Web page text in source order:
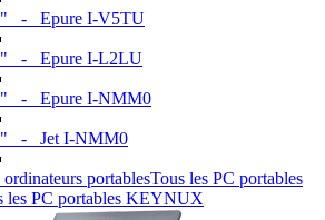
- Epure I-V5TU
- Epure I-L2LU
- Epure I-NMM0
- Jet I-NMM0
Tous les PC portables
les PC portables KEYNUX